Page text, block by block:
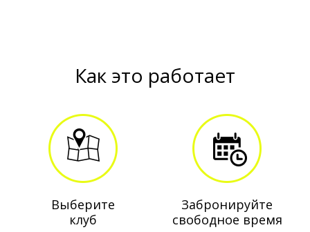
Как это работает
Выберите
клуб
Забронируйте
свободное время